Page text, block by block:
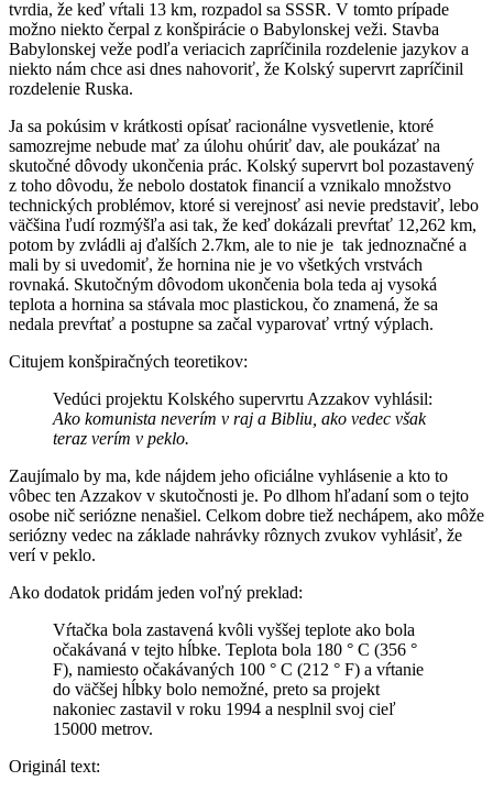
tvrdia, že keď vŕtali 13 km, rozpadol sa SSSR. V tomto prípade
možno niekto čerpal z konšpirácie o Babylonskej veži. Stavba
Babylonskej veže podľa veriacich zapríčinila rozdelenie jazykov a
niekto nám chce asi dnes nahovoriť, že Kolský supervrt zapríčinil
rozdelenie Ruska.
Ja sa pokúsim v krátkosti opísať racionálne vysvetlenie, ktoré
samozrejme nebude mať za úlohu ohúriť dav, ale poukázať na
skutočné dôvody ukončenia prác. Kolský supervrt bol pozastavený
z toho dôvodu, že nebolo dostatok financií a vznikalo množstvo
technických problémov, ktoré si verejnosť asi nevie predstaviť, lebo
väčšina ľudí rozmýšľa asi tak, že keď dokázali prevŕtať 12,262 km,
potom by zvládli aj ďalších 2.7km, ale to nie je tak jednoznačné a
mali by si uvedomiť, že hornina nie je vo všetkých vrstvách
rovnaká. Skutočným dôvodom ukončenia bola teda aj vysoká
teplota a hornina sa stávala moc plastickou, čo znamená, že sa
nedala prevŕtať a postupne sa začal vyparovať vrtný výplach.
Citujem konšpiračných teoretikov:
Vedúci projektu Kolského supervrtu Azzakov vyhlásil:
Ako komunista neverím v raj a Bibliu, ako vedec však
teraz verím v peklo.
Zaujímalo by ma, kde nájdem jeho oficiálne vyhlásenie a kto to
vôbec ten Azzakov v skutočnosti je. Po dlhom hľadaní som o tejto
osobe nič seriózne nenašiel. Celkom dobre tiež nechápem, ako môže
seriózny vedec na základe nahrávky rôznych zvukov vyhlásiť, že
verí v peklo.
Ako dodatok pridám jeden voľný preklad:
Vŕtačka bola zastavená kvôli vyššej teplote ako bola
očakávaná v tejto hĺbke. Teplota bola 180 ° C (356 °
F), namiesto očakávaných 100 ° C (212 ° F) a vŕtanie
do väčšej hĺbky bolo nemožné, preto sa projekt
nakoniec zastavil v roku 1994 a nesplnil svoj cieľ
15000 metrov.
Originál text: